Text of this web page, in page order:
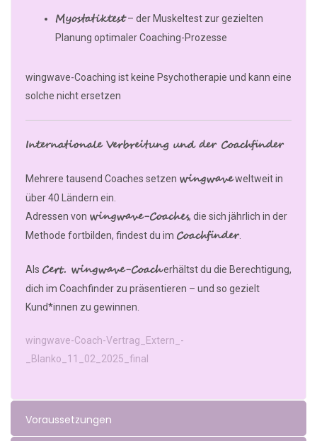
Myostatiktest– der Muskeltest zur gezielten
Planung optimaler Coaching-Prozesse
wingwave-Coaching ist keine Psychotherapie und kann eine
solche nicht ersetzen
Internationale Verbreitung und der Coachfinder
Mehrere tausend Coaches setzen wingwaveweltweit in
über 40 Ländern ein.
Adressen von wingwave-Coaches, die sich jährlich in der
Methode fortbilden, findest du im Coachfinder.
Als Cert. wingwave-Coacherhältst du die Berechtigung,
dich im Coachfinder zu präsentieren – und so gezielt
Kund*innen zu gewinnen.
wingwave-Coach-Vertrag_Extern_-
_Blanko_11_02_2025_final
Voraussetzungen